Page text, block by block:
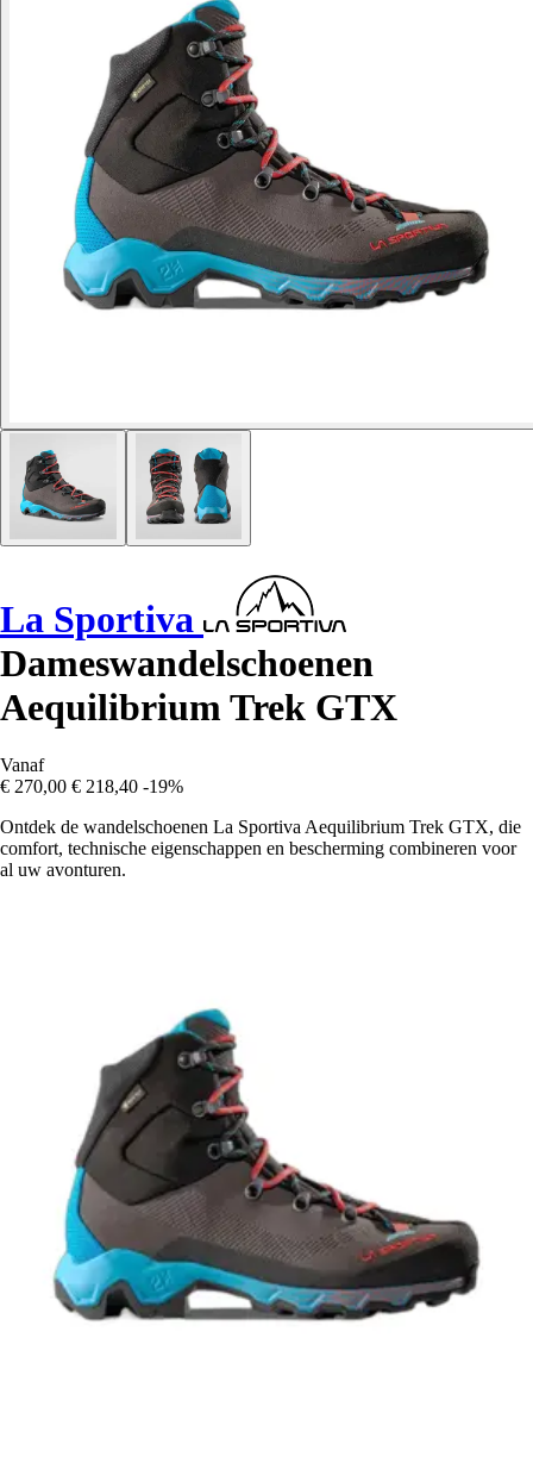
La Sportiva
Dameswandelschoenen
Aequilibrium Trek GTX
Vanaf
€ 270,00 € 218,40 -19%
Ontdek de wandelschoenen La Sportiva Aequilibrium Trek GTX, die
comfort, technische eigenschappen en bescherming combineren voor
al uw avonturen.